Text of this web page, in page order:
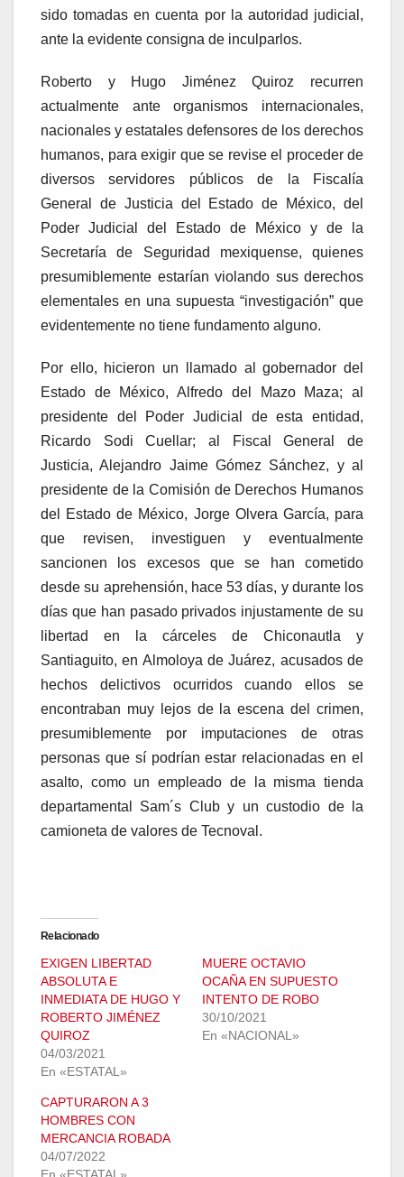
sido tomadas en cuenta por la autoridad judicial,
ante la evidente consigna de inculparlos.
Roberto y Hugo Jiménez Quiroz recurren
actualmente ante organismos internacionales,
nacionales y estatales defensores de los derechos
humanos, para exigir que se revise el proceder de
diversos servidores públicos de la Fiscalía
General de Justicia del Estado de México, del
Poder Judicial del Estado de México y de la
Secretaría de Seguridad mexiquense, quienes
presumiblemente estarían violando sus derechos
elementales en una supuesta “investigación” que
evidentemente no tiene fundamento alguno.
Por ello, hicieron un llamado al gobernador del
Estado de México, Alfredo del Mazo Maza; al
presidente del Poder Judicial de esta entidad,
Ricardo Sodi Cuellar; al Fiscal General de
Justicia, Alejandro Jaime Gómez Sánchez, y al
presidente de la Comisión de Derechos Humanos
del Estado de México, Jorge Olvera García, para
que revisen, investiguen y eventualmente
sancionen los excesos que se han cometido
desde su aprehensión, hace 53 días, y durante los
días que han pasado privados injustamente de su
libertad en la cárceles de Chiconautla y
Santiaguito, en Almoloya de Juárez, acusados de
hechos delictivos ocurridos cuando ellos se
encontraban muy lejos de la escena del crimen,
presumiblemente por imputaciones de otras
personas que sí podrían estar relacionadas en el
asalto, como un empleado de la misma tienda
departamental Sam´s Club y un custodio de la
camioneta de valores de Tecnoval.
Relacionado
EXIGEN LIBERTAD
ABSOLUTA E
INMEDIATA DE HUGO Y
ROBERTO JIMÉNEZ
QUIROZ
04/03/2021
En «ESTATAL»
MUERE OCTAVIO
OCAÑA EN SUPUESTO
INTENTO DE ROBO
30/10/2021
En «NACIONAL»
CAPTURARON A 3
HOMBRES CON
MERCANCIA ROBADA
04/07/2022
En «ESTATAL»